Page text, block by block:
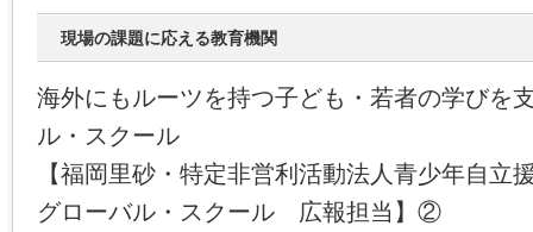
現場の課題に応える教育機関
海外にもルーツを持つ子ども・若者の学びを
ル・スクール
【福岡里砂・特定非営利活動法人青少年自
グローバル・スクール 広報担当】②